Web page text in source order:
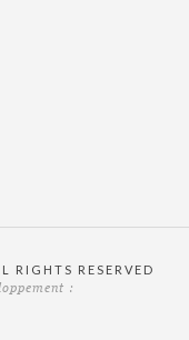
RESERVED
: